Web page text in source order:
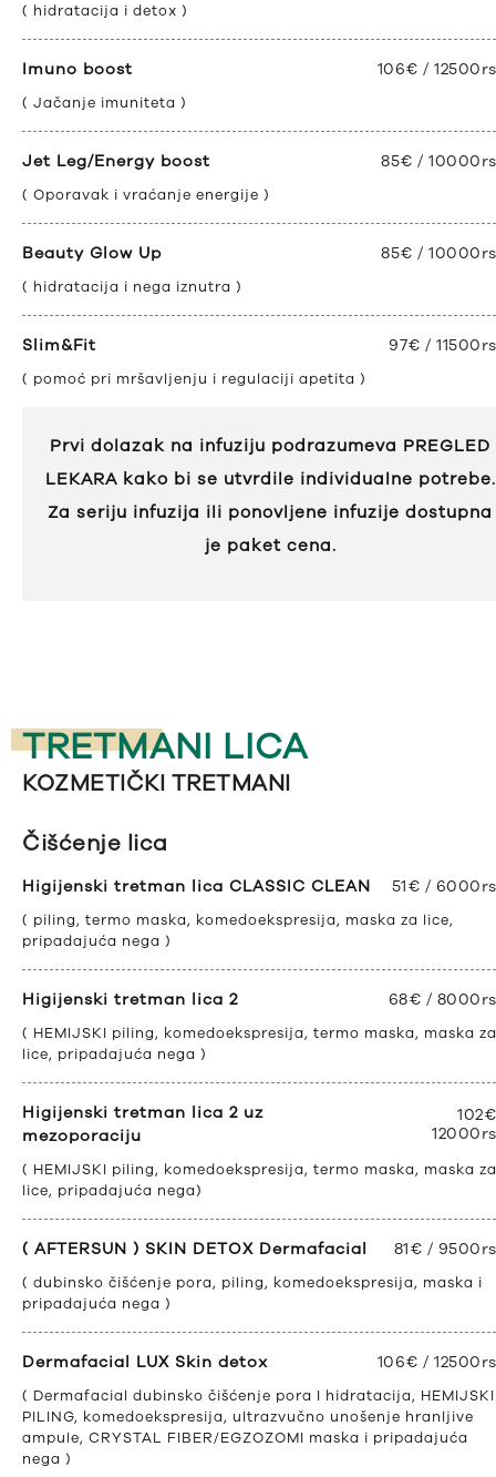
( hidratacija i detox )
Imuno boost 106€ /
( Jačanje imuniteta )
Jet Leg/Energy boost 85€ /
( Oporavak i vraćanje energije )
Beauty Glow Up 85€ /
( hidratacija i nega iznutra )
Slim&Fit 97€ /
( pomoć pri mršavljenju i regulaciji apetita )
Prvi dolazak na infuziju podrazumeva PREGLED
LEKARA kako bi se utvrdile individualne potrebe.
Za seriju infuzija ili ponovljene infuzije dostupna
je paket cena.
TRETMANI LICA
KOZMETIČKI TRETMANI
Čišćenje lica
Higijenski tretman lica CLASSIC CLEAN 51€ /
( piling, termo maska, komedoekspresija, maska za lice,
pripadajuća nega )
Higijenski tretman lica 2 68€ /
( HEMIJSKI piling, komedoekspresija, termo maska, maska za
lice, pripadajuća nega )
Higijenski tretman lica 2 uz
mezoporaciju
( HEMIJSKI piling, komedoekspresija, termo maska, maska za
lice, pripadajuća nega)
( AFTERSUN ) SKIN DETOX Dermafacial 81€ /
( dubinsko čišćenje pora, piling, komedoekspresija, maska i
pripadajuća nega )
Dermafacial LUX Skin detox 106€ /
( Dermafacial dubinsko čišćenje pora I hidratacija, HEMIJSKI
PILING, komedoekspresija, ultrazvučno unošenje hranljive
ampule, CRYSTAL FIBER/EGZOZOMI maska i pripadajuća
nega )